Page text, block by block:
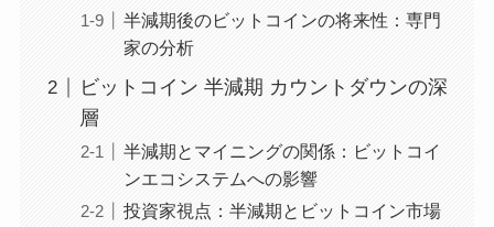
半減期後のビットコインの将来性：専門
家の分析
ビットコイン 半減期 カウントダウンの深
層
半減期とマイニングの関係：ビットコイ
ンエコシステムへの影響
投資家視点：半減期とビットコイン市場